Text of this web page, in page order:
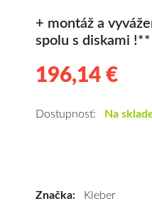
+ montáž a
spolu s diskami !**
196,14 €
Dostupnosť: Na
Značka: Kleber